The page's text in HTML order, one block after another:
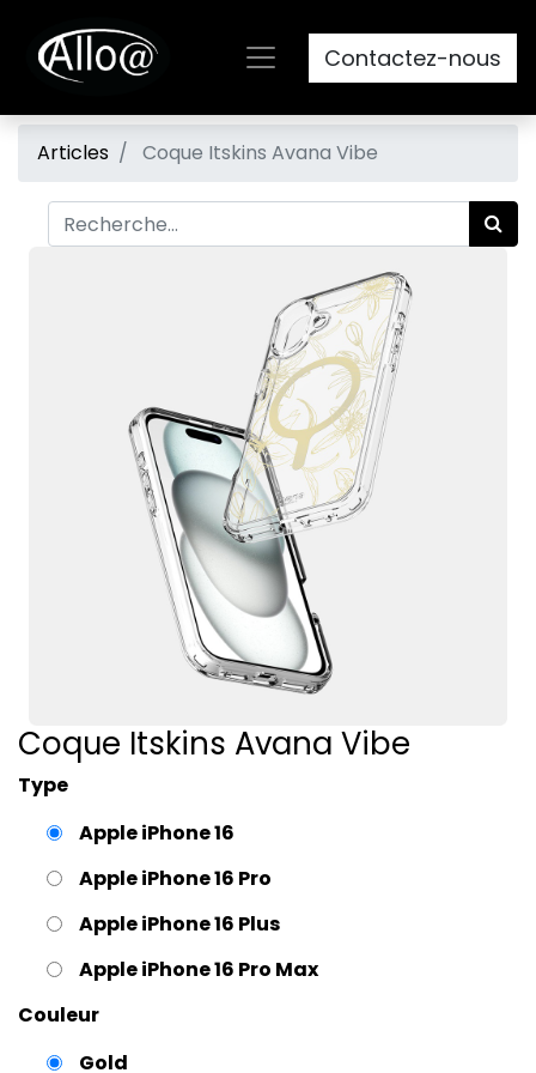
Contactez-nous
Articles Coque Itskins Avana Vibe
Coque Itskins Avana Vibe
Type
Apple iPhone 16
Apple iPhone 16 Pro
Apple iPhone 16 Plus
Apple iPhone 16 Pro Max
Couleur
Gold